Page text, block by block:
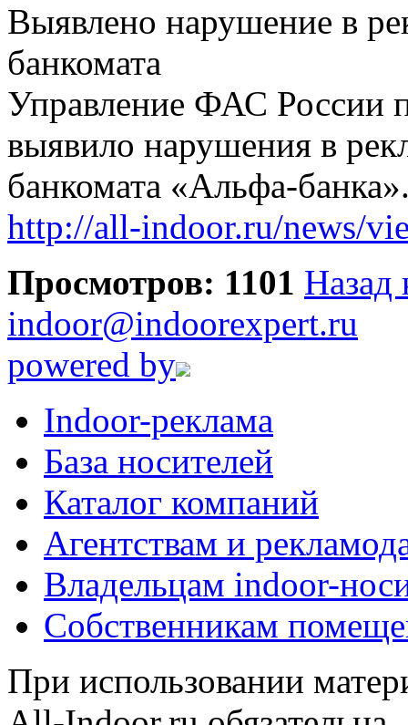
Выявлено нарушение в
банкомата
Управление ФАС России
выявило нарушения в
банкомата «Альфа-
http://all-indoor.ru/news/
Просмотров: 1101 Назад
indoor@indoorexpert.ru
powered by
Indoor-реклама
База носителей
Каталог компаний
Агентствам и
Владельцам indoor-
Собственникам
При использовании